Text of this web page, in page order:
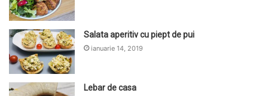
Salata aperitiv cu piept de pui
ianuarie 14, 2019
Lebar de casa